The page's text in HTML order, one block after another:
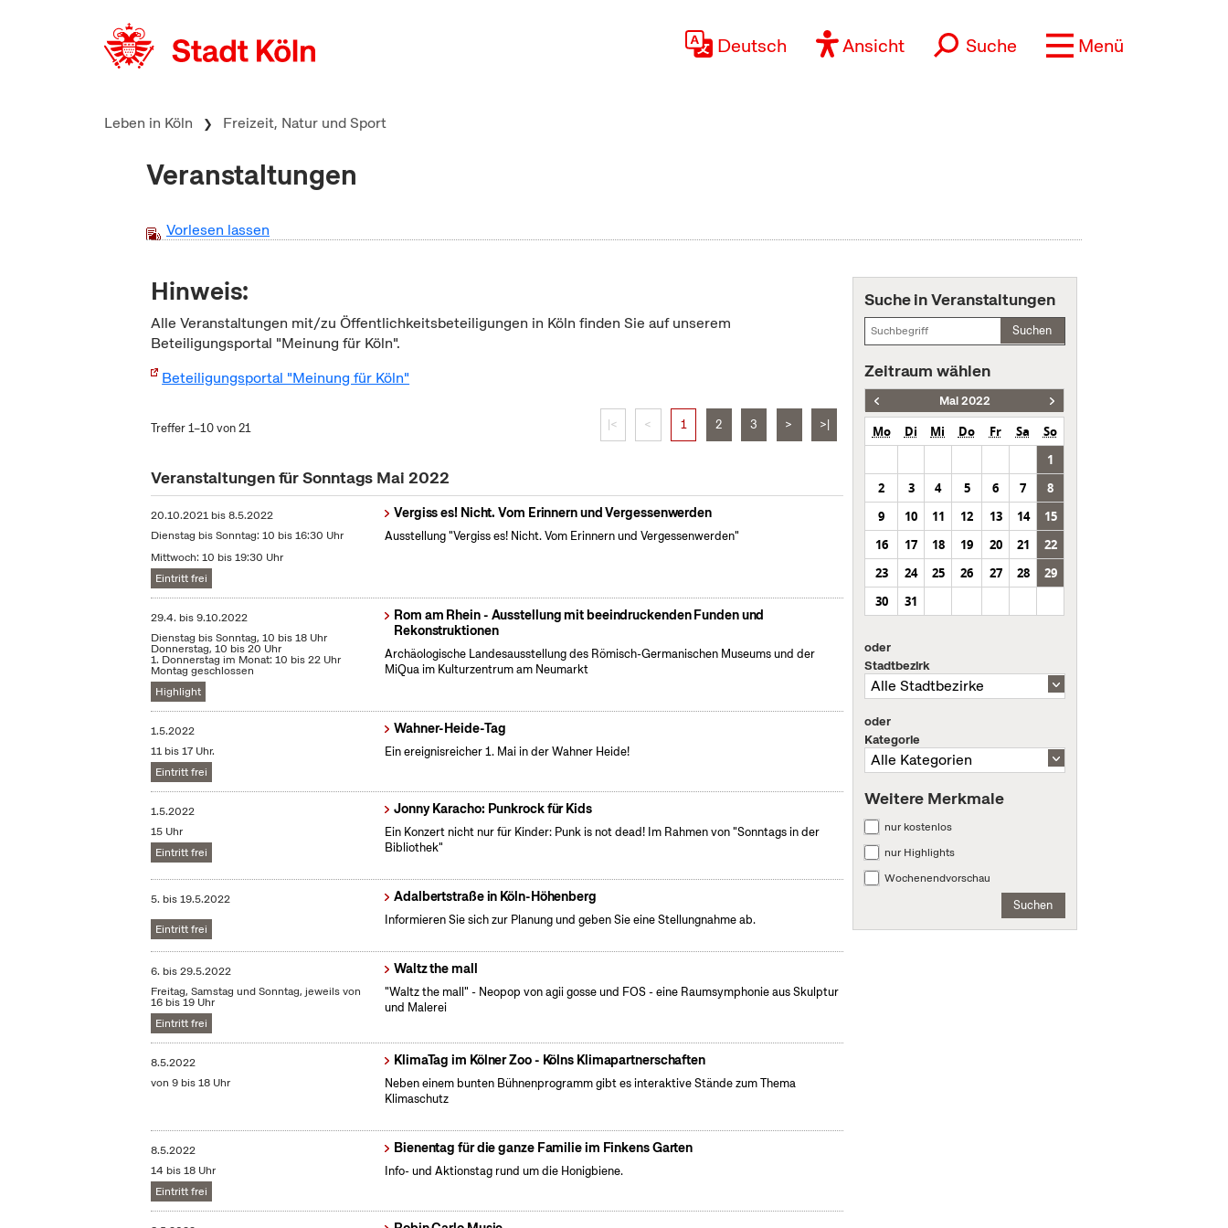
Deutsch Ansicht Suche Menü
Leben in Köln Freizeit, Natur und Sport
Veranstaltungen
Vorlesen lassen
Hinweis:
Alle Veranstaltungen mit/zu Öffentlichkeitsbeteiligungen in Köln finden Sie auf unserem
Beteiligungsportal "Meinung für Köln".
Beteiligungsportal "Meinung für Köln"
Treffer 1–10 von 21 |< < 1 2 3 > >|
Veranstaltungen für Sonntags Mai 2022
20.10.2021 bis8.5.2022
Dienstag bis Sonntag: 10 bis 16:30 Uhr
Mittwoch: 10 bis 19:30 Uhr
Eintritt frei
Vergiss es! Nicht. Vom Erinnern und Vergessenwerden
Ausstellung "Vergiss es! Nicht. Vom Erinnern und Vergessenwerden"
29.4. bis9.10.2022
Dienstag bis Sonntag, 10 bis 18 Uhr
Donnerstag, 10 bis 20 Uhr
1. Donnerstag im Monat: 10 bis 22 Uhr
Montag geschlossen
Highlight
Rom am Rhein - Ausstellung mit beeindruckenden Funden und
Rekonstruktionen
Archäologische Landesausstellung des Römisch-Germanischen Museums und der
MiQua im Kulturzentrum am Neumarkt
1.5.2022
11 bis 17 Uhr.
Eintritt frei
Wahner-Heide-Tag
Ein ereignisreicher 1. Mai in der Wahner Heide!
1.5.2022
15 Uhr
Eintritt frei
Jonny Karacho: Punkrock für Kids
Ein Konzert nicht nur für Kinder: Punk is not dead! Im Rahmen von "Sonntags in der
Bibliothek"
5. bis19.5.2022
Eintritt frei
Adalbertstraße in Köln-Höhenberg
Informieren Sie sich zur Planung und geben Sie eine Stellungnahme ab.
6. bis29.5.2022
Freitag, Samstag und Sonntag, jeweils von
16 bis 19 Uhr
Eintritt frei
Waltz the mall
"Waltz the mall" - Neopop von agii gosse und FOS - eine Raumsymphonie aus Skulptur
und Malerei
8.5.2022
von 9 bis 18 Uhr
KlimaTag im Kölner Zoo - Kölns Klimapartnerschaften
Neben einem bunten Bühnenprogramm gibt es interaktive Stände zum Thema
Klimaschutz
8.5.2022
14 bis 18 Uhr
Eintritt frei
Bienentag für die ganze Familie im Finkens Garten
Info- und Aktionstag rund um die Honigbiene.
Suche in Veranstaltungen
Suchen
Zeitraum wählen
Mai 2022
Mo Di Mi Do Fr Sa
So
1
2
3 4 5 6 7
8
9
10 11 12 13 14
15
16
17 18 19 20 21
22
23
24 25 26 27 28
29
30
31
oder
Stadtbezirk
oder
Kategorie
Weitere Merkmale
nur kostenlos
nur Highlights
Wochenendvorschau
Suchen